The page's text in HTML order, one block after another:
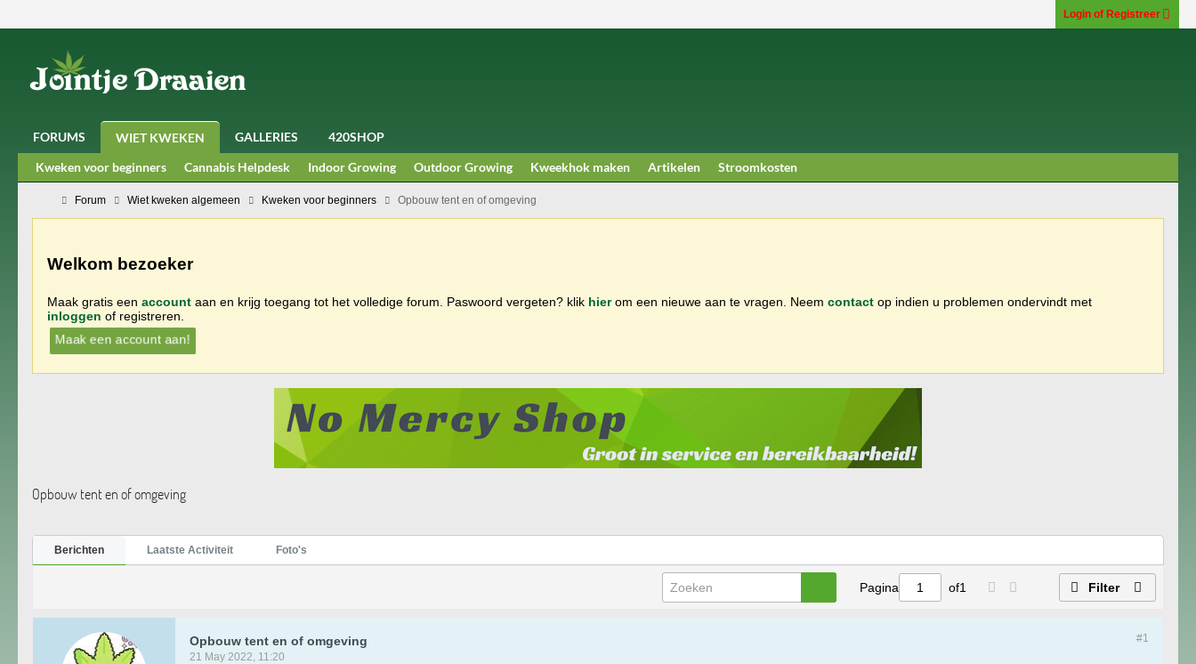
Login of Registreer
FORUMS WIET KWEKEN GALLERIES
420SHOP
Kweken voor beginners
Cannabis Helpdesk Indoor Growing Outdoor Growing Kweekhok maken Artikelen Stroomkosten
Forum Wiet kweken algemeen Kweken voor beginners Opbouw tent en of omgeving
Welkom bezoeker
Maak gratis een account aan en krijg toegang tot het volledige forum. Paswoord vergeten? klik hierom een nieuwe aan te vragen. Neem contact op indien u problemen ondervindt met
inloggen of registreren.
Maak een account aan!
Opbouw tent en of omgeving
Berichten Laatste Activiteit Foto's
Pagina of1 Filter
#1
Opbouw tent en of omgeving
21 May 2022, 11:20